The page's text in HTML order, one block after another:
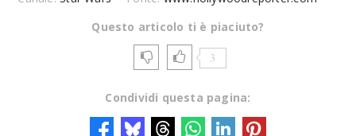
Questo articolo ti è piaciuto?
3
Condividi questa pagina: